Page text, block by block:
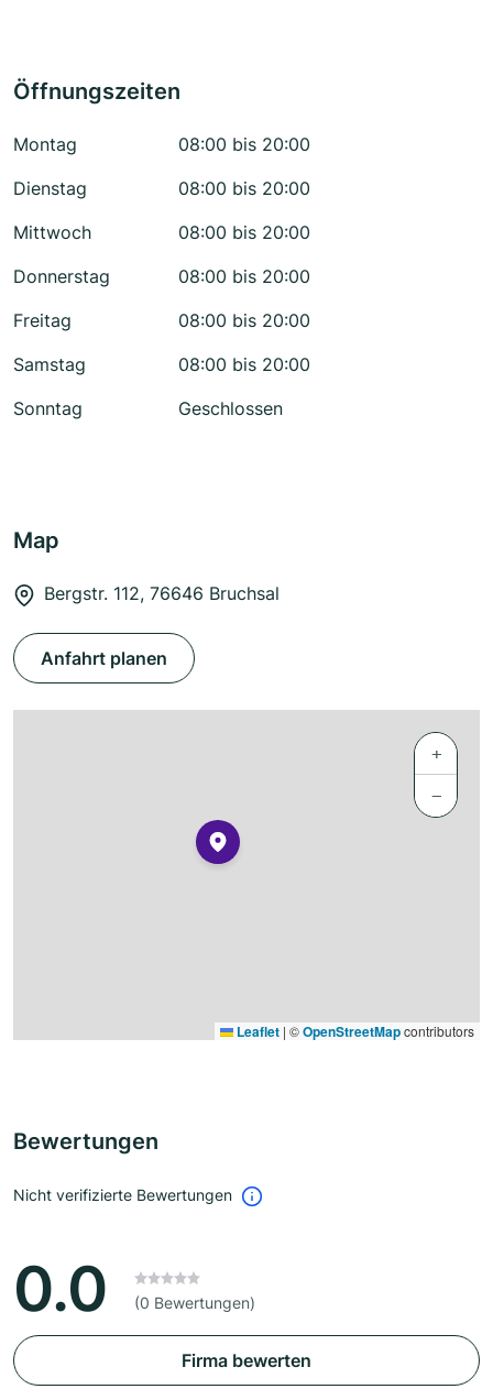
Öffnungszeiten
Montag
08:00 bis 20:00
Dienstag
08:00 bis 20:00
Mittwoch
08:00 bis 20:00
Donnerstag
08:00 bis 20:00
Freitag
08:00 bis 20:00
Samstag
08:00 bis 20:00
Sonntag
Geschlossen
Map
Bergstr. 112, 76646 Bruchsal
Anfahrt planen
+
−
Leaflet | ©OpenStreetMapcontributors
Bewertungen
Nicht verifizierte Bewertungen
0.0 (0 Bewertungen)
Firma bewerten